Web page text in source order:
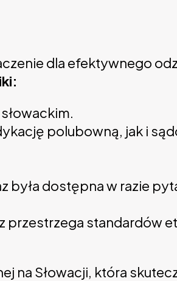
dla efektywnego
polubowną, jak i
była dostępna w razie
przestrzega standardów
na Słowacji, która